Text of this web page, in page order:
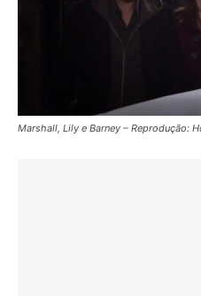
Marshall, Lily e Barney – Reprodução: